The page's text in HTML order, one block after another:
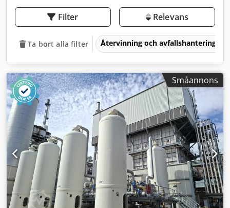
Filter Relevans
Ta bort alla filter Återvinning och avfallshantering
Småannons